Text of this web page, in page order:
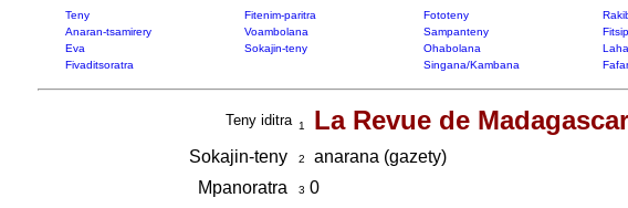
Teny Fitenim-paritra Fototeny
Anaran-tsamirery
Voambolana Sampanteny
Eva
Sokajin-teny Ohabolana
Fivaditsoratra
Singana/Kambana
Teny iditra 1 La Revue de Madagascar
Sokajin-teny 2
anarana (gazety)
Mpanoratra
3 0